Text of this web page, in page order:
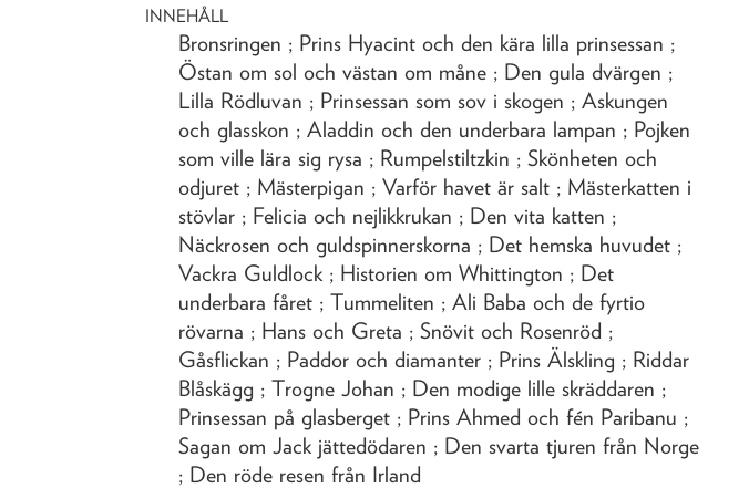
INNEHÅLL
Bronsringen ; Prins Hyacint och den kära lilla prinsessan ;
Östan om sol och västan om måne ; Den gula dvärgen ;
Lilla Rödluvan ; Prinsessan som sov i skogen ; Askungen
och glasskon ; Aladdin och den underbara lampan ; Pojken
som ville lära sig rysa ; Rumpelstiltzkin ; Skönheten och
odjuret ; Mästerpigan ; Varför havet är salt ; Mästerkatten i
stövlar ; Felicia och nejlikkrukan ; Den vita katten ;
Näckrosen och guldspinnerskorna ; Det hemska huvudet ;
Vackra Guldlock ; Historien om Whittington ; Det
underbara fåret ; Tummeliten ; Ali Baba och de fyrtio
rövarna ; Hans och Greta ; Snövit och Rosenröd ;
Gåsflickan ; Paddor och diamanter ; Prins Älskling ; Riddar
Blåskägg ; Trogne Johan ; Den modige lille skräddaren ;
Prinsessan på glasberget ; Prins Ahmed och fén Paribanu ;
Sagan om Jack jättedödaren ; Den svarta tjuren från Norge
; Den röde resen från Irland